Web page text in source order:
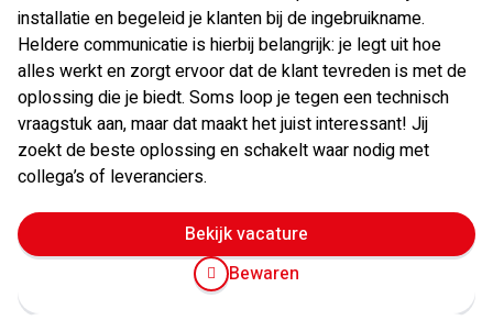
installatie en begeleid je klanten bij de ingebruikname.
Heldere communicatie is hierbij belangrijk: je legt uit hoe
alles werkt en zorgt ervoor dat de klant tevreden is met de
oplossing die je biedt. Soms loop je tegen een technisch
vraagstuk aan, maar dat maakt het juist interessant! Jij
zoekt de beste oplossing en schakelt waar nodig met
collega’s of leveranciers.
Bekijk vacature
Bewaren